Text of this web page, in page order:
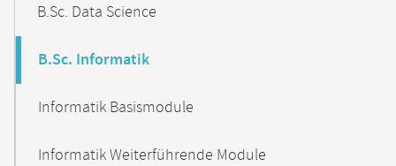
B.Sc. Data Science
B.Sc. Informatik
Informatik Basismodule
Informatik Weiterführende Module